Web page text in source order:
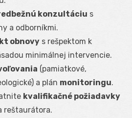
konzultáciu s
a odborníkmi.
obnovy s rešpektom k
minimálnej intervencie.
(pamiatkové,
a plán monitoringu.
kvalifikačné požiadavky
reštaurátora.